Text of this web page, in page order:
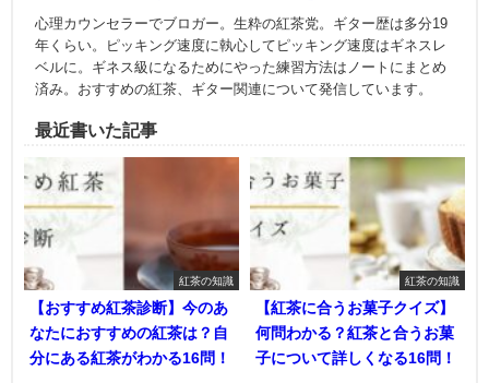
心理カウンセラーでブロガー。生粋の紅茶党。ギター歴は多分19
年くらい。ピッキング速度に執心してピッキング速度はギネスレ
ベルに。ギネス級になるためにやった練習方法はノートにまとめ
済み。おすすめの紅茶、ギター関連について発信しています。
最近書いた記事
紅茶の知識
【おすすめ紅茶診断】今のあ
なたにおすすめの紅茶は？自
分にある紅茶がわかる16問！
紅茶の知識
【紅茶に合うお菓子クイズ】
何問わかる？紅茶と合うお菓
子について詳しくなる16問！